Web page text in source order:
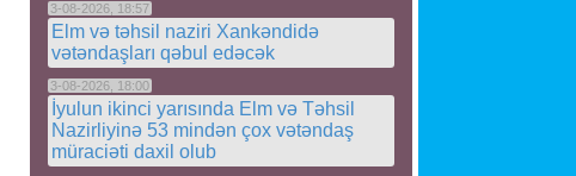
3-08-2026, 18:57
Elm və təhsil naziri Xankəndidə
vətəndaşları qəbul edəcək
3-08-2026, 18:00
İyulun ikinci yarısında Elm və Təhsil
Nazirliyinə 53 mindən çox vətəndaş
müraciəti daxil olub